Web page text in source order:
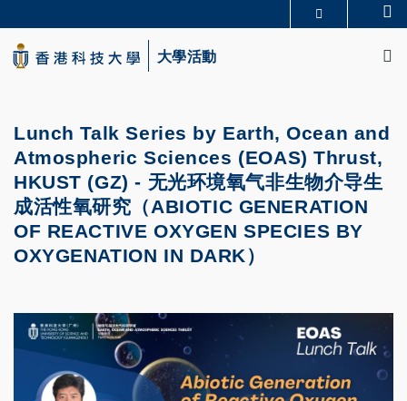
to
main
content
生活@科大
大學活動
Lunch Talk Series by Earth, Ocean and
Atmospheric Sciences (EOAS) Thrust,
HKUST (GZ) - 无光环境氧气非生物介导生
成活性氧研究（ABIOTIC GENERATION
OF REACTIVE OXYGENSPECIES BY
OXYGENATION IN DARK）